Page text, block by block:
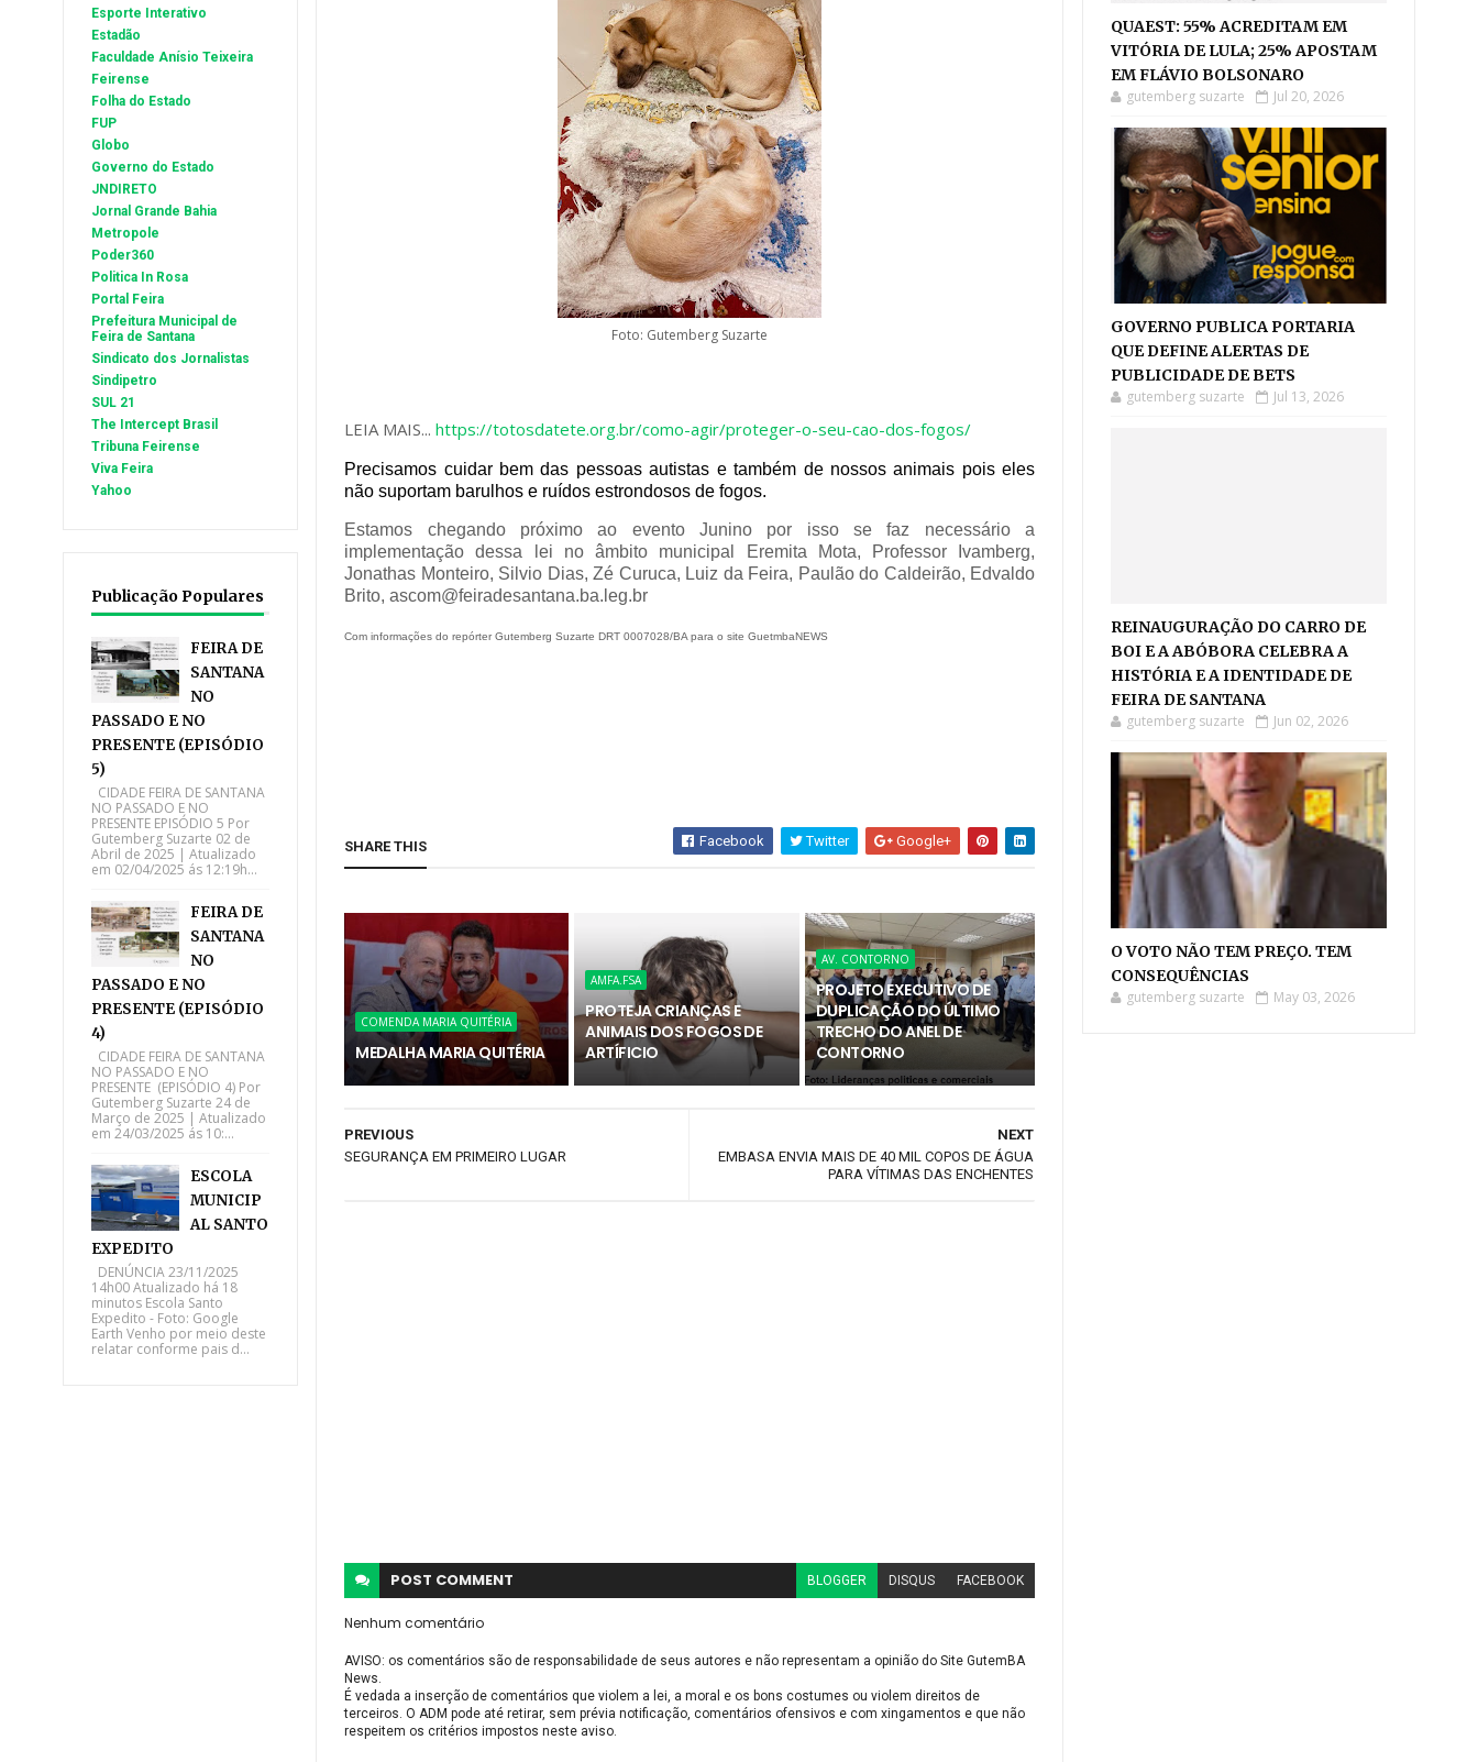
Esporte Interativo
Estadão
Faculdade Anísio Teixeira
Feirense
Folha do Estado
FUP
Globo
Governo do Estado
JNDIRETO
Jornal Grande Bahia
Metropole
Poder360
Politica In Rosa
Portal Feira
Prefeitura Municipal de
Feira de Santana
Sindicato dos Jornalistas
Sindipetro
SUL 21
The Intercept Brasil
Tribuna Feirense
Viva Feira
Yahoo
Publicação Populares
FEIRA DE
SANTANA
NO
PASSADO E NO
PRESENTE (EPISÓDIO
5)
CIDADE FEIRA DE SANTANA
NO PASSADO E NO
PRESENTE EPISÓDIO 5 Por
Gutemberg Suzarte 02 de
Abril de 2025 | Atualizado
em 02/04/2025 ás 12:19h...
FEIRA DE
SANTANA
NO
PASSADO E NO
PRESENTE (EPISÓDIO
4)
CIDADE FEIRA DE SANTANA
NO PASSADO E NO
PRESENTE (EPISÓDIO 4) Por
Gutemberg Suzarte 24 de
Março de 2025 | Atualizado
em 24/03/2025 ás 10:...
ESCOLA
MUNICIP
AL SANTO
EXPEDITO
DENÚNCIA 23/11/2025
14h00 Atualizado há 18
minutos Escola Santo
Expedito - Foto: Google
Earth Venho por meio deste
relatar conforme pais d...
Foto: Gutemberg Suzarte
LEIA MAIS...https://totosdatete.org.br/como-agir/proteger-o-seu-cao-dos-fogos/
Precisamos cuidar bem das pessoas autistas e também de nossos animais pois eles
não suportam barulhos e ruídos estrondosos de fogos.
Estamos chegando próximo ao evento Junino por isso se faz necessário a
implementação dessa lei no âmbito municipal Eremita Mota, Professor Ivamberg,
Jonathas Monteiro, Silvio Dias, Zé Curuca, Luiz da Feira, Paulão do Caldeirão, Edvaldo
Brito,ascom@feiradesantana.ba.leg.br
Com informações do repórter Gutemberg Suzarte DRT 0007028/BA para o site GuetmbaNEWS
SHARE THIS Facebook Twitter Google+
COMENDA MARIA QUITÉRIA
MEDALHA MARIA QUITÉRIA
AMFA.FSA
PROTEJA CRIANÇAS E
ANIMAIS DOS FOGOS DE
ARTÍFICIO
AV. CONTORNO
PROJETO EXECUTIVO DE
DUPLICAÇÃO DO ÚLTIMO
TRECHO DO ANEL DE
CONTORNO
NEXT
EMBASA ENVIA MAIS DE 40 MIL COPOS DE ÁGUA
PARA VÍTIMAS DAS ENCHENTES
PREVIOUS
SEGURANÇA EM PRIMEIRO LUGAR
POST COMMENT BLOGGER DISQUS FACEBOOK
Nenhum comentário
AVISO: os comentários são de responsabilidade de seus autores e não representam a opinião do Site GutemBA
News.
É vedada a inserção de comentários que violem a lei, a moral e os bons costumes ou violem direitos de
terceiros. O ADM pode até retirar, sem prévia notificação, comentários ofensivos e com xingamentos e que não
respeitem os critérios impostos neste aviso.
QUAEST: 55% ACREDITAM EM
VITÓRIA DE LULA; 25% APOSTAM
EM FLÁVIO BOLSONARO
gutemberg suzarte Jul 20, 2026
GOVERNO PUBLICA PORTARIA
QUE DEFINE ALERTAS DE
PUBLICIDADE DE BETS
gutemberg suzarte Jul 13, 2026
REINAUGURAÇÃO DO CARRO DE
BOI E A ABÓBORA CELEBRA A
HISTÓRIA E A IDENTIDADE DE
FEIRA DE SANTANA
gutemberg suzarte Jun 02, 2026
O VOTO NÃO TEM PREÇO. TEM
CONSEQUÊNCIAS
gutemberg suzarte May 03, 2026